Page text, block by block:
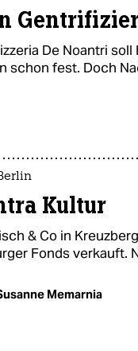
De Noantri
schon fest. Doch
Kultur
& Co in
Fonds verkauft.
Memarnia